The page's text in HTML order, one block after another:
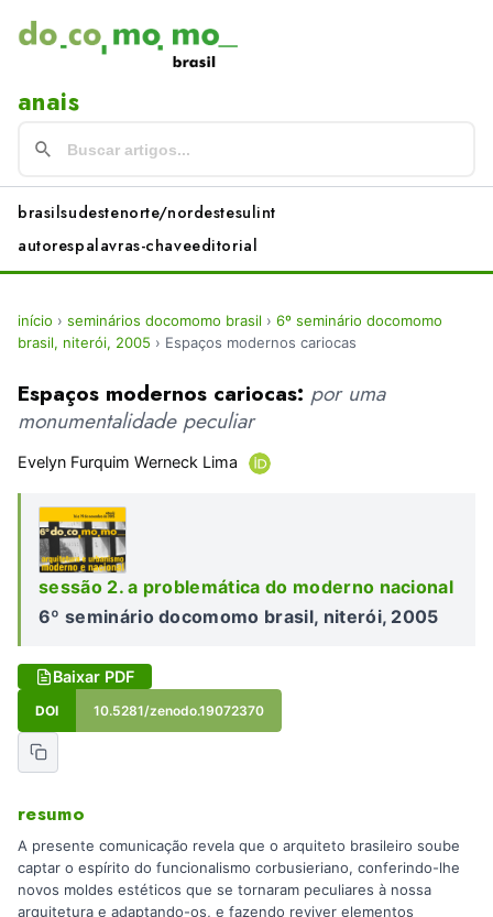
anais
brasilsudestenorte/nordestesulint
autorespalavras-chaveeditorial
início › seminários docomomo brasil › 6º seminário docomomo
brasil, niterói, 2005 › Espaços modernos cariocas
Espaços modernos cariocas: por uma
monumentalidade peculiar
Evelyn Furquim Werneck Lima
sessão 2. a problemática do moderno nacional
6º seminário docomomo brasil, niterói, 2005
Baixar PDF
DOI 10.5281/zenodo.19072370
resumo
A presente comunicação revela que o arquiteto brasileiro soube
captar o espírito do funcionalismo corbusieriano, conferindo-lhe
novos moldes estéticos que se tornaram peculiares à nossa
arquitetura e adaptando-os, e fazendo reviver elementos